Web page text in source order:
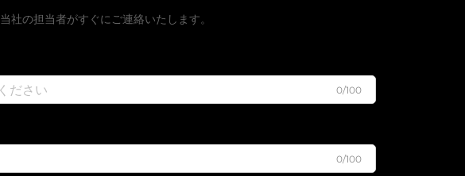
当社の担当者がすぐにご連絡いたします。
0/100
0/100